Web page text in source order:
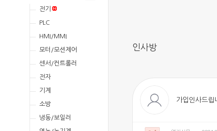
전기
PLC
HMI/MMI
모터/모션제어
센서/컨트롤러
전자
기계
소방
냉동/보일러
인사방
가입인사드립